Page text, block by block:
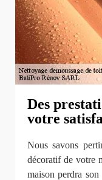
Des
votre
Nous savons
décoratif de votre
maison perdra